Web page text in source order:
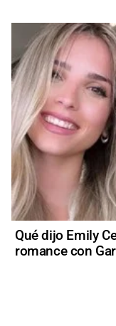
Qué dijo Emily
romance con